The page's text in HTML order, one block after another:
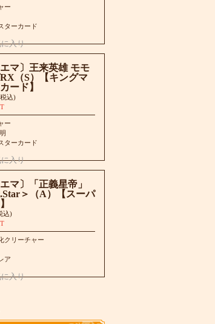
ー
ターカード
入り
エマ〕王来英雄 モモ
（S）【キングマ
ード】
込)
ー
ターカード
入り
エマ〕「正義星帝」
＞（A）【スーパ
込)
クリーチャー
ア
入り